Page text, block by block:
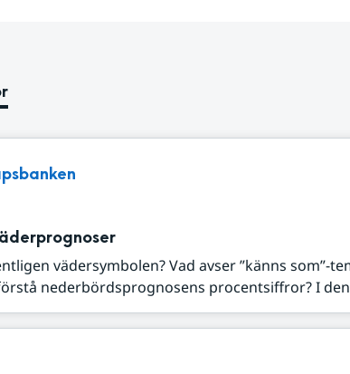
vädersymbolen? Vad avser ”känns som”-
nederbördsprognosens procentsiffror? I